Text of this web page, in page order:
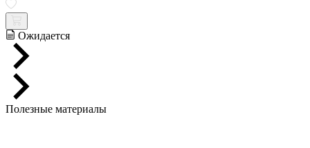
Ожидается
Полезные материалы